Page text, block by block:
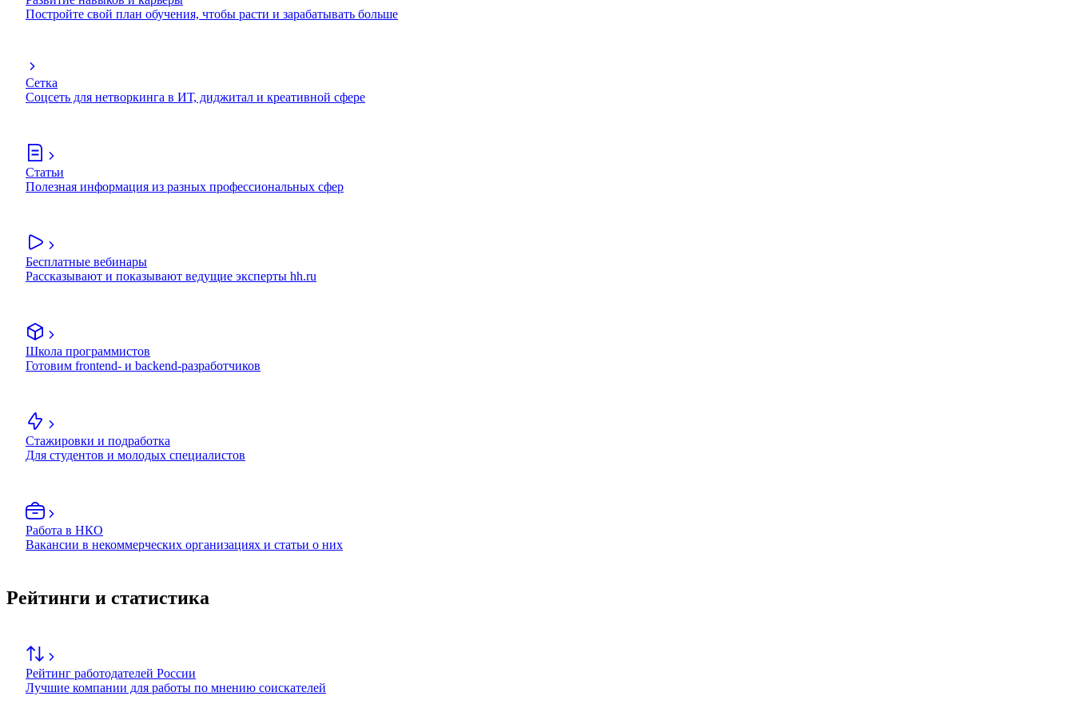
Постройте свой план обучения, чтобы расти и зарабатывать больше
Сетка
Соцсеть для нетворкинга в ИТ, диджитал и креативной сфере
Статьи
Полезная информация из разных профессиональных сфер
Бесплатные вебинары
Рассказывают и показывают ведущие эксперты hh.ru
Школа программистов
Готовим frontend- и backend-разработчиков
Стажировки и подработка
Для студентов и молодых специалистов
Работа в НКО
Вакансии в некоммерческих организациях и статьи о них
Рейтинги и статистика
Рейтинг работодателей России
Лучшие компании для работы по мнению соискателей